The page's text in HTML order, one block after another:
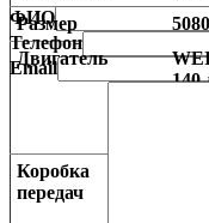
ФИО
Телефон
Email
Размер
Двигатель
140
Коробка
передач